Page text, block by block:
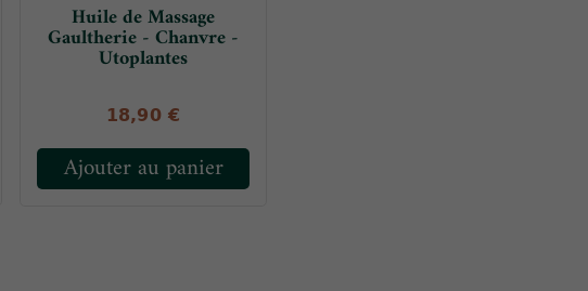
Huile de Massage
Gaultherie - Chanvre -
Utoplantes
18,90 €
Ajouter au panier